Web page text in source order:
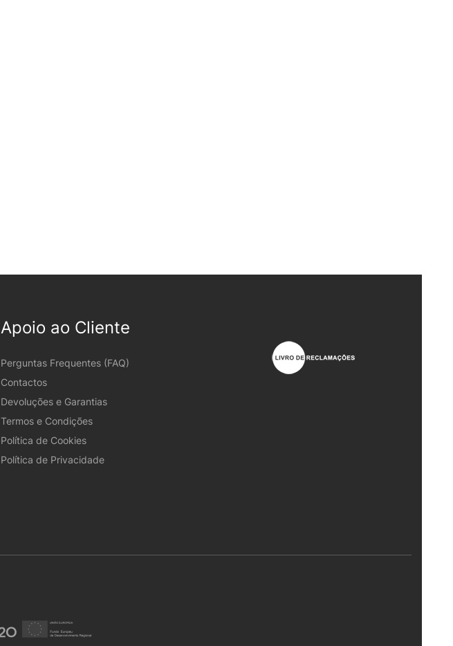
Apoio ao Cliente
Perguntas Frequentes (FAQ)
Contactos
Devoluções e Garantias
Termos e Condições
Política de Cookies
Política de Privacidade